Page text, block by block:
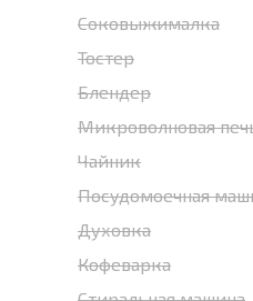
Соковыжималка
Тостер
Блендер
Микроволновая
Чайник
Посудомоечная
Духовка
Кофеварка